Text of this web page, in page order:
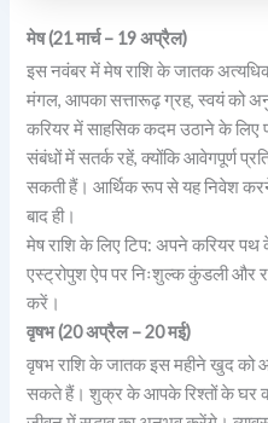
मेष (21 मार्च – 19 अप्रैल)
इस नवंबर में मेष राशि के जातक
मंगल, आपका सत्तारूढ़ ग्रह, स्वयं को
करियर में साहसिक कदम उठाने के लिए
संबंधों में सतर्क रहें, क्योंकि आवेगपूर्ण
सकती हैं। आर्थिक रूप से यह निवेश
बाद ही।
मेष राशि के लिए टिप: अपने करियर पथ
एस्ट्रोपुश ऐप पर निःशुल्क कुंडली और
करें।
वृषभ (20 अप्रैल – 20 मई)
वृषभ राशि के जातक इस महीने खुद को
सकते हैं। शुक्र के आपके रिश्तों के घर